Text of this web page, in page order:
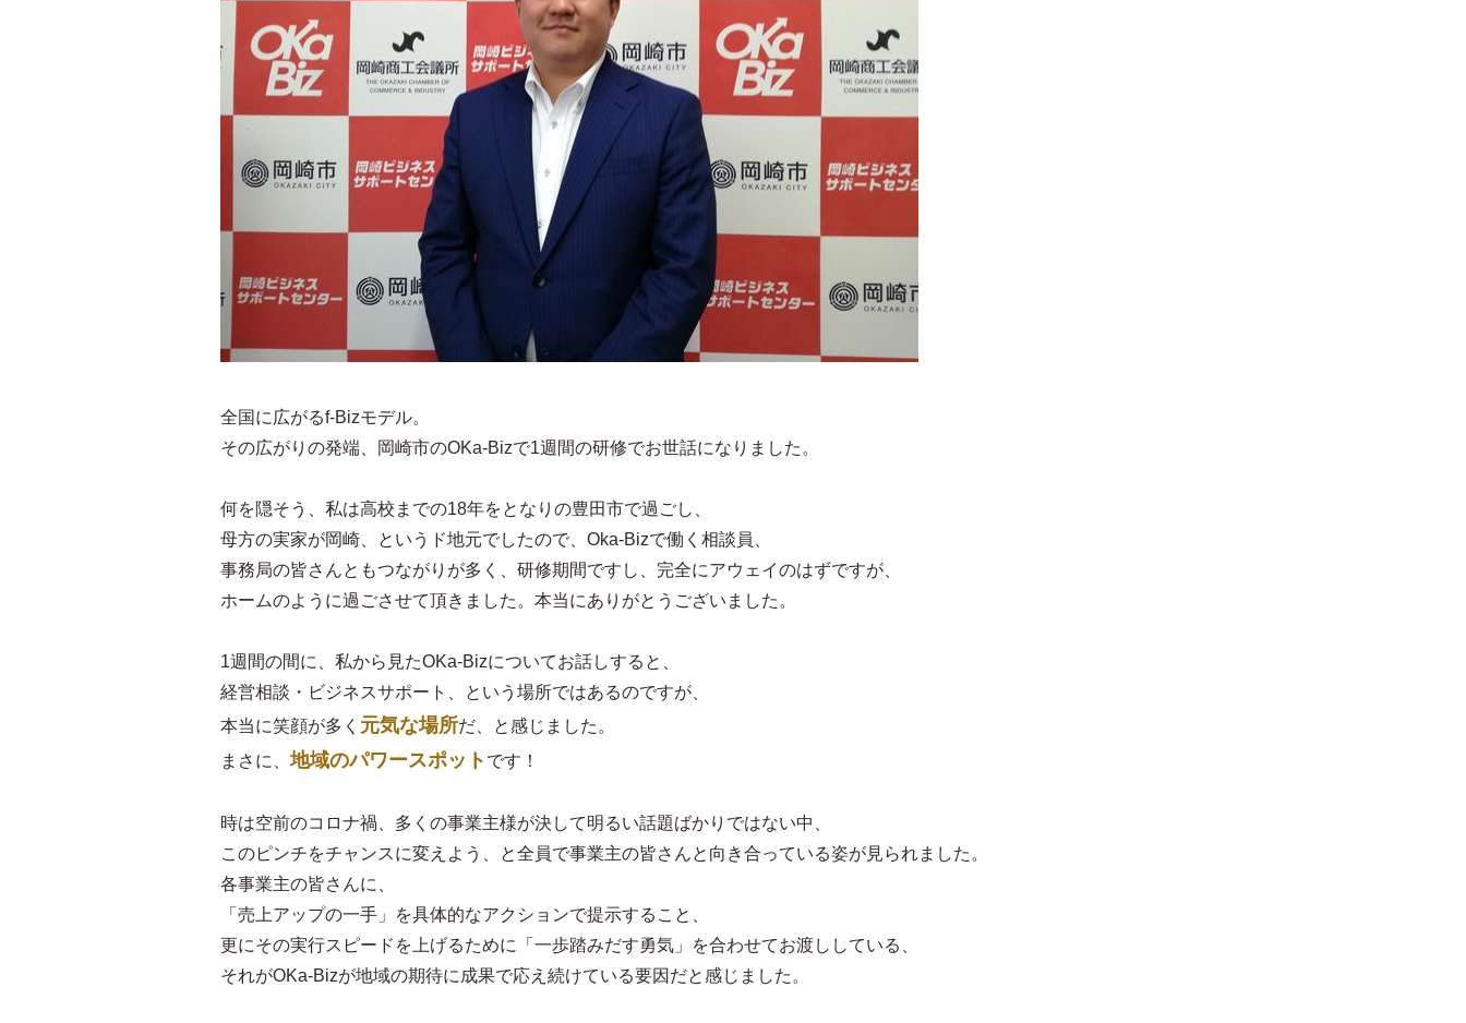
全国に広がるf-Bizモデル。
その広がりの発端、岡崎市のOKa-Bizで1週間の研修でお世話になりました。
何を隠そう、私は高校までの18年をとなりの豊田市で過ごし、
母方の実家が岡崎、というド地元でしたので、Oka-Bizで働く相談員、
事務局の皆さんともつながりが多く、研修期間ですし、完全にアウェイのはずですが、
ホームのように過ごさせて頂きました。本当にありがとうございました。
1週間の間に、私から見たOKa-Bizについてお話しすると、
経営相談・ビジネスサポート、という場所ではあるのですが、
本当に笑顔が多く 元気な場所だ、と感じました。
まさに、地域のパワースポット です！
時は空前のコロナ禍、多くの事業主様が決して明るい話題ばかりではない中、
このピンチをチャンスに変えよう、と全員で事業主の皆さんと向き合っている姿が見られました。
各事業主の皆さんに、
「売上アップの一手」を具体的なアクションで提示すること、
更にその実行スピードを上げるために「一歩踏みだす勇気」を合わせてお渡ししている、
それがOKa-Bizが地域の期待に成果で応え続けている要因だと感じました。